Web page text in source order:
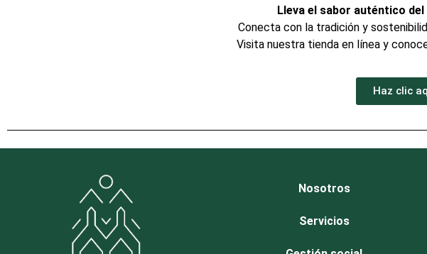
Lleva el sabor auténtico
Conecta con la tradición y
Visita nuestra tienda en línea y
Haz clic
Nosotros
Servicios